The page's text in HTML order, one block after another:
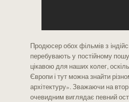
Продюсер обох фільмів з
перебувають у постійному
цікавою для наших колег,
Європи і тут можна знайти
архітектуру». Зважаючи на
очевидним виглядає певний